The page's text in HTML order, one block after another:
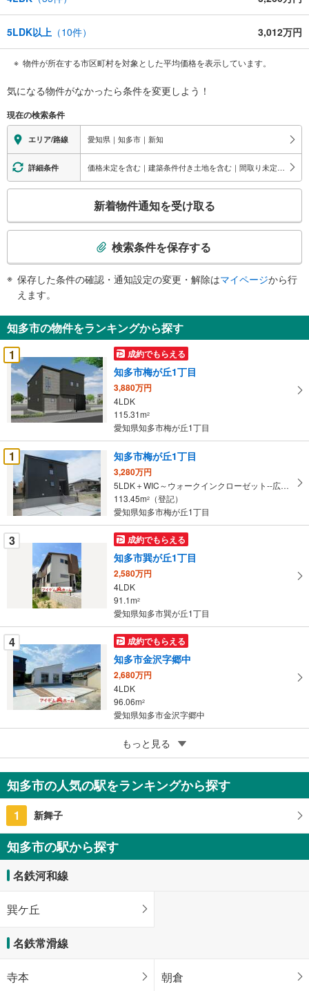
5LDK以上 （10件） 3,012万円
物件が所在する市区町村を対象とした平均価格を表示しています。
気になる物件がなかったら条件を変更しよう！
現在の検索条件
エリア/路線 愛知県｜知多市｜新知
詳細条件 価格未定を含む｜建築条件付き土地を含む｜間取り未定を含む
検
知
を
受
け
る
・
条
件
を
マ
イ
ペ
ー
ジ
に
新着物件通知を受け取る
検索条件を保存する
保存した条件の確認・通知設定の変更・解除はマイページから行
えます。
知多市の物件をランキングから探す
1
成約でもらえる
知多市梅が丘1丁目
3,880万円
4LDK
115.31m2
愛知県知多市梅が丘1丁目
1 知多市梅が丘1丁目
3,280万円
5LDK＋WIC～ウォークインクローゼット--広々収納！
113.45m2
（登記）
愛知県知多市梅が丘1丁目
3 成約でもらえる
知多市巽が丘1丁目
2,580万円
4LDK
91.1m2
愛知県知多市巽が丘1丁目
4 成約でもらえる
知多市金沢字郷中
2,680万円
4LDK
96.06m2
愛知県知多市金沢字郷中
成約でもらえる
知多市金沢字郷中
2,280万円
5LDK
もっと見る
知多市の人気の駅をランキングから探す
1 新舞子
知多市の駅から探す
名鉄河和線
巽ケ丘
名鉄常滑線
寺本 朝倉